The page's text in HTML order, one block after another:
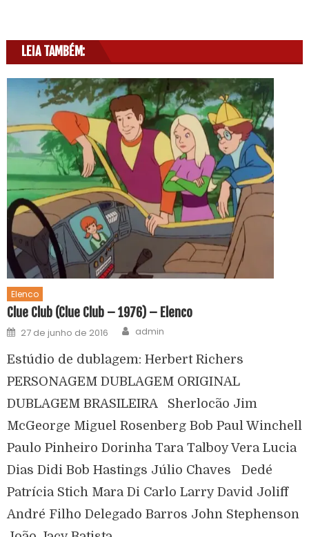
LEIA TAMBÉM:
Elenco
Clue Club (Clue Club – 1976) – Elenco
27 de junho de 2016 admin
Estúdio de dublagem: Herbert Richers
PERSONAGEM DUBLAGEM ORIGINAL
DUBLAGEM BRASILEIRA Sherlocão Jim
McGeorge Miguel Rosenberg Bob Paul Winchell
Paulo Pinheiro Dorinha Tara Talboy Vera Lucia
Dias Didi Bob Hastings Júlio Chaves Dedé
Patrícia Stich Mara Di Carlo Larry David Joliff
André Filho Delegado Barros John Stephenson